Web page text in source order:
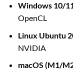
Windows 10/
OpenCL
Linux Ubuntu
NVIDIA
macOS (M1/